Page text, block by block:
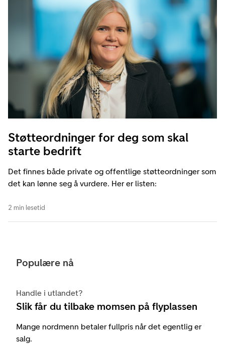
Støtteordninger for deg som skal
starte bedrift
Det finnes både private og offentlige støtteordninger som
det kan lønne seg å vurdere. Her er listen:
2 min lesetid
Populære nå
Handle i utlandet?
Slik får du tilbake momsen på flyplassen
Mange nordmenn betaler fullpris når det egentlig er
salg.